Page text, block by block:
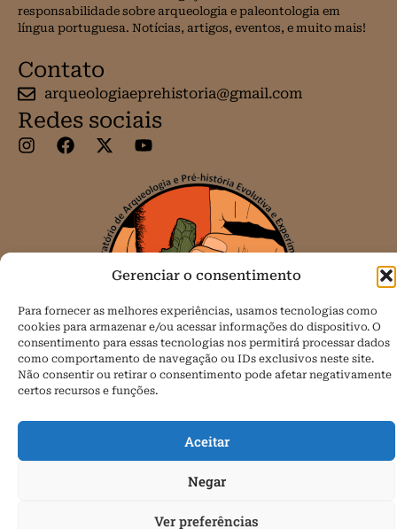
Gerenciar o consentimento
Para fornecer as melhores experiências, usamos tecnologias como
cookies para armazenar e/ou acessar informações do dispositivo. O
consentimento para essas tecnologias nos permitirá processar dados
como comportamento de navegação ou IDs exclusivos neste site.
Não consentir ou retirar o consentimento pode afetar negativamente
certos recursos e funções.
Aceitar
Negar
Ver preferências
responsabilidade sobre arqueologia e paleontologia em
língua portuguesa. Notícias, artigos, eventos, e muito mais!
Contato
arqueologiaeprehistoria@gmail.com
Redes sociais